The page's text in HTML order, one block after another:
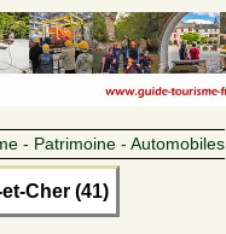
- Patrimoine - Automobiles
Cher (41)